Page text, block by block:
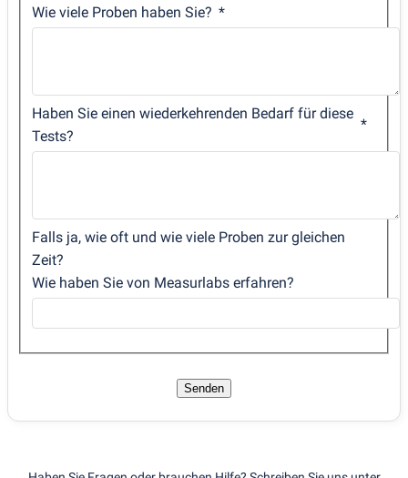
Wie viele Proben haben Sie?
Haben Sie einen wiederkehrenden Bedarf für diese
Tests?
Falls ja, wie oft und wie viele Proben zur gleichen
Zeit?
Wie haben Sie von Measurlabs erfahren?
Senden